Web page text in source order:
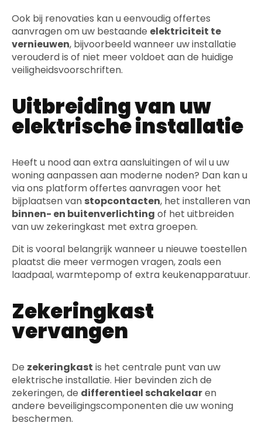
Ook bij renovaties kan u eenvoudig offertes
aanvragen om uw bestaande elektriciteit te
vernieuwen, bijvoorbeeld wanneer uw installatie
verouderd is of niet meer voldoet aan de huidige
veiligheidsvoorschriften.
Uitbreiding van uw
elektrische installatie
Heeft u nood aan extra aansluitingen of wil u uw
woning aanpassen aan moderne noden? Dan kan u
via ons platform offertes aanvragen voor het
bijplaatsen van stopcontacten, het installeren van
binnen- en buitenverlichting of het uitbreiden
van uw zekeringkast met extra groepen.
Dit is vooral belangrijk wanneer u nieuwe toestellen
plaatst die meer vermogen vragen, zoals een
laadpaal, warmtepomp of extra keukenapparatuur.
Zekeringkast
vervangen
De zekeringkast is het centrale punt van uw
elektrische installatie. Hier bevinden zich de
zekeringen, de differentieel schakelaaren
andere beveiligingscomponenten die uw woning
beschermen.